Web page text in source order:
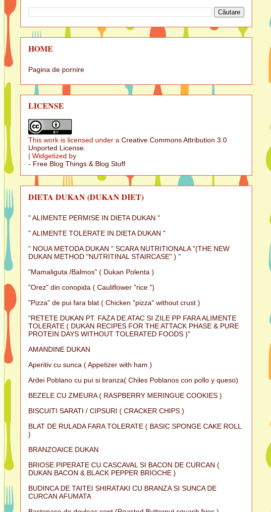
HOME
Pagina de pornire
LICENSE
This work is licensed under a Creative Commons Attribution 3.0
Unported License.
| Widgetized by
- Free Blog Things & Blog Stuff
DIETA DUKAN (DUKAN DIET)
" ALIMENTE PERMISE IN DIETA DUKAN "
" ALIMENTE TOLERATE IN DIETA DUKAN "
" NOUA METODA DUKAN " SCARA NUTRITIONALA "(THE NEW
DUKAN METHOD "NUTRITINAL STAIRCASE" ) "
"Mamaliguta /Balmos" ( Dukan Polenta )
"Orez" din conopida ( Cauliflower "rice ")
"Pizza" de pui fara blat ( Chicken "pizza" without crust )
"RETETE DUKAN PT. FAZA DE ATAC SI ZILE PP FARA ALIMENTE
TOLERATE ( DUKAN RECIPES FOR THE ATTACK PHASE & PURE
PROTEIN DAYS WITHOUT TOLERATED FOODS )"
AMANDINE DUKAN
Aperitiv cu sunca ( Appetizer with ham )
Ardei Poblano cu pui si branza( Chiles Poblanos con pollo y queso)
BEZELE CU ZMEURA ( RASPBERRY MERINGUE COOKIES )
BISCUITI SARATI / CIPSURI ( CRACKER CHIPS )
BLAT DE RULADA FARA TOLERATE ( BASIC SPONGE CAKE ROLL
)
BRANZOAICE DUKAN
BRIOSE PIPERATE CU CASCAVAL SI BACON DE CURCAN (
DUKAN BACON & BLACK PEPPER BRIOCHE )
BUDINCA DE TAITEI SHIRATAKI CU BRANZA SI SUNCA DE
CURCAN AFUMATA